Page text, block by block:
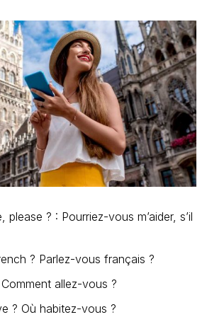
please ? : Pourriez-vous m’aider, s’il
? Parlez-vous français ?
allez-vous ?
? Où habitez-vous ?